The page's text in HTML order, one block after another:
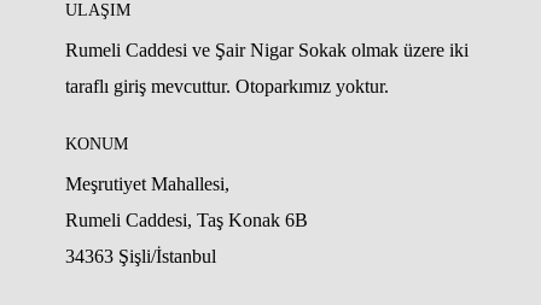
ULAŞIM
Rumeli Caddesi ve Şair Nigar Sokak olmak üzere iki
taraflı giriş mevcuttur. Otoparkımız yoktur.
KONUM
Meşrutiyet Mahallesi,
Rumeli Caddesi, Taş Konak 6B
34363 Şişli/İstanbul